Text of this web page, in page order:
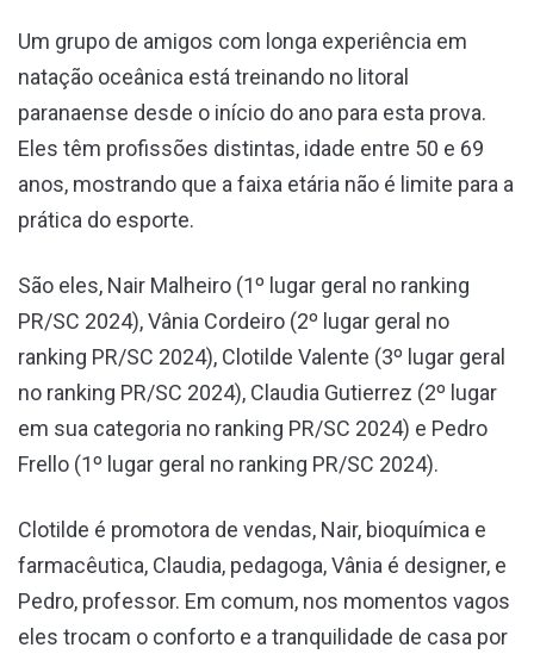
Um grupo de amigos com longa experiência em
natação oceânica está treinando no litoral
paranaense desde o início do ano para esta prova.
Eles têm profissões distintas, idade entre 50 e 69
anos, mostrando que a faixa etária não é limite para a
prática do esporte.
São eles, Nair Malheiro (1º lugar geral no ranking
PR/SC 2024), Vânia Cordeiro (2º lugar geral no
ranking PR/SC 2024), Clotilde Valente (3º lugar geral
no ranking PR/SC 2024), Claudia Gutierrez (2º lugar
em sua categoria no ranking PR/SC 2024) e Pedro
Frello (1º lugar geral no ranking PR/SC 2024).
Clotilde é promotora de vendas, Nair, bioquímica e
farmacêutica, Claudia, pedagoga, Vânia é designer, e
Pedro, professor. Em comum, nos momentos vagos
eles trocam o conforto e a tranquilidade de casa por